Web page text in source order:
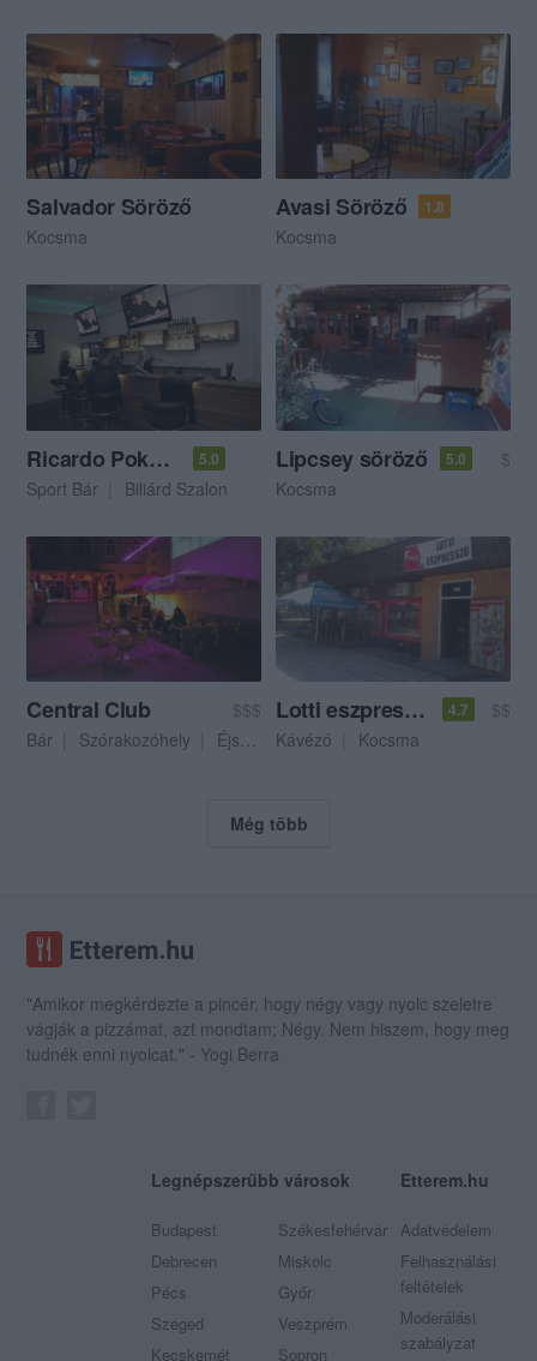
Salvador Söröző
Kocsma
Avasi Söröző 1.8
Kocsma
Ricardo Poker Club 5.0
Sport Bár Biliárd Szalon
Lipcsey söröző 5.0
$
Kocsma
Central Club
$$$
Bár
Szórakozóhely Éjszakai Klub
Lotti eszpresszó 4.7
$$
Kávézó
Kocsma
Még több
"Amikor megkérdezte a pincér, hogy négy vagy nyolc szeletre
vágják a pizzámat, azt mondtam; Négy. Nem hiszem, hogy meg
tudnék enni nyolcat." - Yogi Berra
Legnépszerűbb városok
Budapest
Debrecen
Pécs
Szeged
Kecskemét
Székesfehérvár
Miskolc
Győr
Veszprém
Sopron
Etterem.hu
Adatvédelem
Felhasználási
feltételek
Moderálási
szabályzat